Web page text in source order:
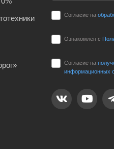
Согласие на
Ознакомлен с
Согласие на
информационных